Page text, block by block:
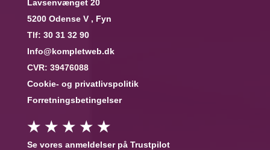
Lavsenvænget 20
5200 Odense V , Fyn
Tlf: 30 31 32 90
Info@kompletweb.dk
CVR: 39476088
Cookie- og privatlivspolitik
Forretningsbetingelser
★ ★ ★ ★ ★
Se vores anmeldelser på Trustpilot